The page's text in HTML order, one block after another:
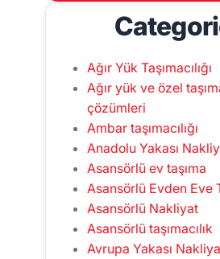
Ağır Yük Taşımacılığı
Ağır yük ve özel
çözümleri
Ambar taşımacılığı
Anadolu Yakası
Asansörlü ev taşıma
Asansörlü Evden Eve
Asansörlü Nakliyat
Asansörlü taşımacılık
Avrupa Yakası